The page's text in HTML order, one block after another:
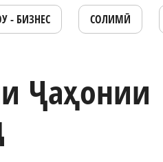
- БИЗНЕС СОЛИМӢ
Ҷаҳонии